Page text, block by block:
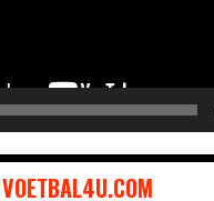
VOETBAL4U.COM